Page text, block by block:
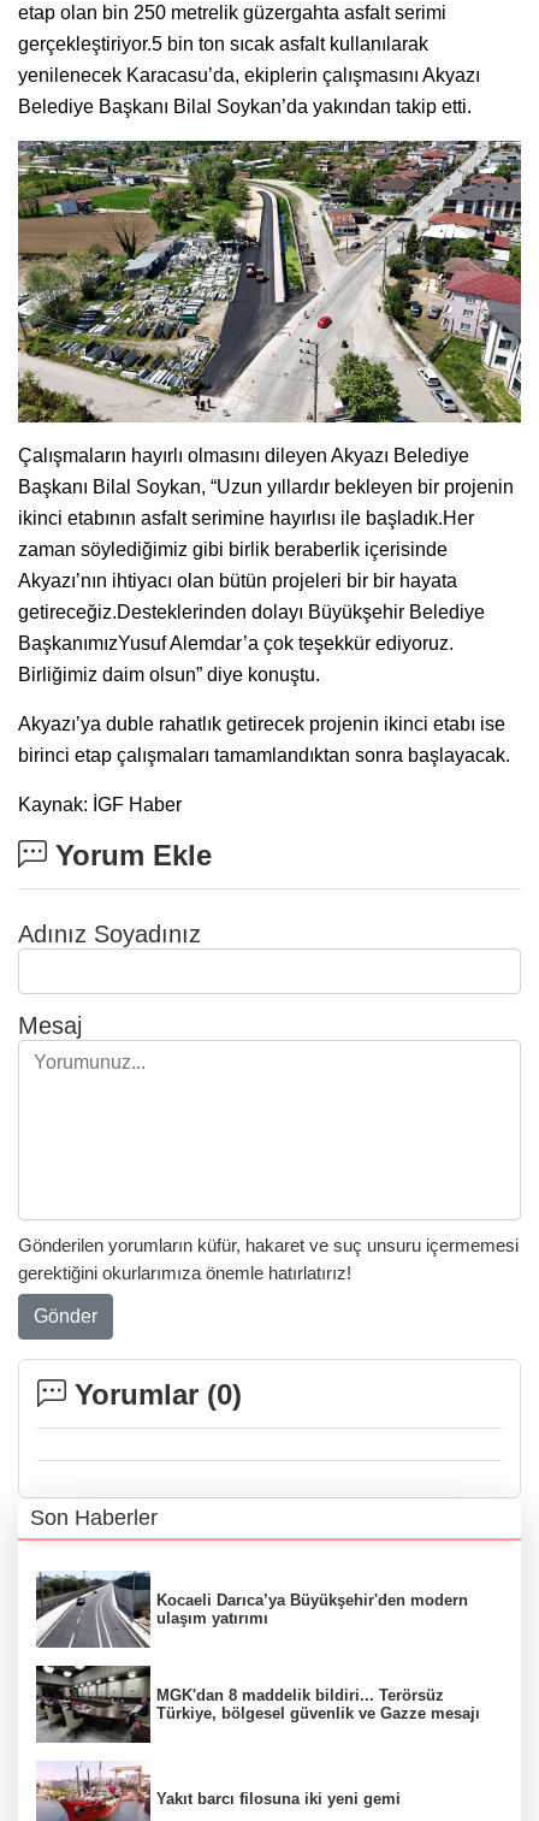
etap olan bin 250 metrelik güzergahta asfalt serimi
gerçekleştiriyor.5 bin ton sıcak asfalt kullanılarak
yenilenecek Karacasu’da, ekiplerin çalışmasını Akyazı
Belediye Başkanı Bilal Soykan’da yakından takip etti.
Çalışmaların hayırlı olmasını dileyen Akyazı Belediye
Başkanı Bilal Soykan, “Uzun yıllardır bekleyen bir projenin
ikinci etabının asfalt serimine hayırlısı ile başladık.Her
zaman söylediğimiz gibi birlik beraberlik içerisinde
Akyazı’nın ihtiyacı olan bütün projeleri bir bir hayata
getireceğiz.Desteklerinden dolayı Büyükşehir Belediye
BaşkanımızYusuf Alemdar’a çok teşekkür ediyoruz.
Birliğimiz daim olsun” diye konuştu.
Akyazı’ya duble rahatlık getirecek projenin ikinci etabı ise
birinci etap çalışmaları tamamlandıktan sonra başlayacak.
Kaynak: İGF Haber
Yorum Ekle
Adınız Soyadınız
Mesaj
Gönderilen yorumların küfür, hakaret ve suç unsuru içermemesi
gerektiğini okurlarımıza önemle hatırlatırız!
Gönder
Yorumlar (0)
Son Haberler
Kocaeli Darıca’ya Büyükşehir'den modern
ulaşım yatırımı
MGK'dan 8 maddelik bildiri... Terörsüz
Türkiye, bölgesel güvenlik ve Gazze mesajı
Yakıt barcı filosuna iki yeni gemi